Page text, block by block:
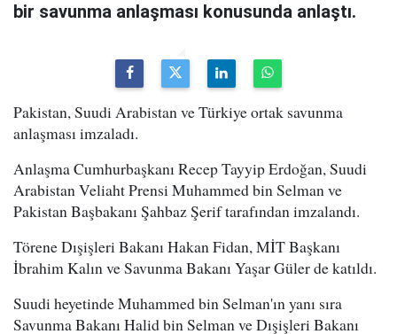
bir savunma anlaşması konusunda anlaştı.
Pakistan, Suudi Arabistan ve Türkiye ortak savunma
anlaşması imzaladı.
Anlaşma Cumhurbaşkanı Recep Tayyip Erdoğan, Suudi
Arabistan Veliaht Prensi Muhammed bin Selman ve
Pakistan Başbakanı Şahbaz Şerif tarafından imzalandı.
Törene Dışişleri Bakanı Hakan Fidan, MİT Başkanı
İbrahim Kalın ve Savunma Bakanı Yaşar Güler de katıldı.
Suudi heyetinde Muhammed bin Selman'ın yanı sıra
Savunma Bakanı Halid bin Selman ve Dışişleri Bakanı